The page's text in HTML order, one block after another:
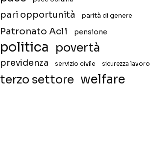
pari opportunità parità di genere
Patronato Acli pensione
politica povertà
previdenza servizio civile sicurezza lavoro
terzo settore welfare